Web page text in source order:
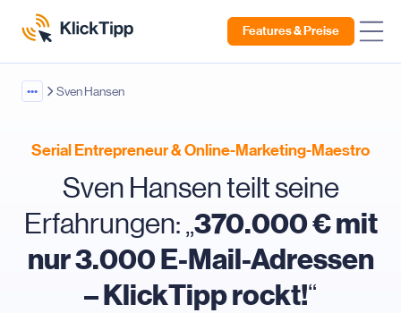
Features & Preise
••• Sven Hansen
Serial Entrepreneur & Online-Marketing-Maestro
Sven Hansen teilt seine
Erfahrungen: „370.000 € mit
nur 3.000 E-Mail-Adressen
– KlickTipp rockt!“